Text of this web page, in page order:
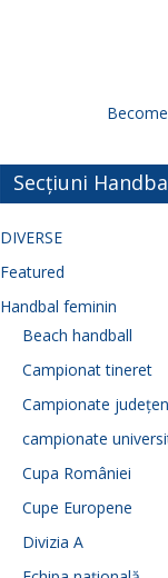
Secțiuni
DIVERSE
Featured
Handbal feminin
Beach handball
Campionat tineret
Campionate
campionate
Cupa României
Cupe Europene
Divizia A